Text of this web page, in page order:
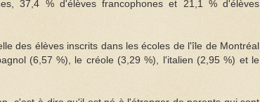
37,4 % d'élèves francophones et 21,1 % d'élèves
des élèves inscrits dans les écoles de l'île de Montréal
(6,57 %), le créole (3,29 %), l'italien (2,95 %) et le